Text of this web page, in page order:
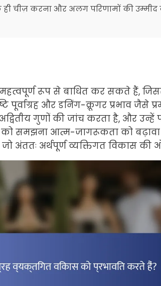
चीज़ करना और अलग परिणामों की उम्मीद
महत्वपूर्ण रूप से बाधित कर सकते हैं,
और डनिंग-क्रूगर प्रभाव जैसे
गुणों की जांच करता है, और उन्हें
को समझना आत्म-जागरूकता को
अंततः अर्थपूर्ण व्यक्तिगत विकास की